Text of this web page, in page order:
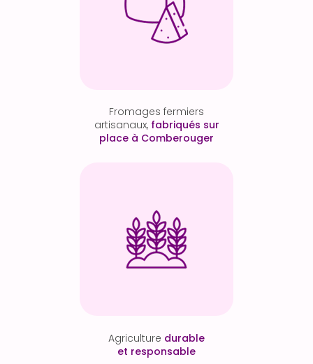
Fromages fermiers
artisanaux, fabriqués sur
place à Comberouger
Agriculture durable
et responsable